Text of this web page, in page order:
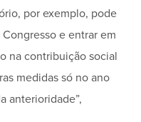
por exemplo, pode
e entrar em
na contribuição social
medidas só no ano
anterioridade”,